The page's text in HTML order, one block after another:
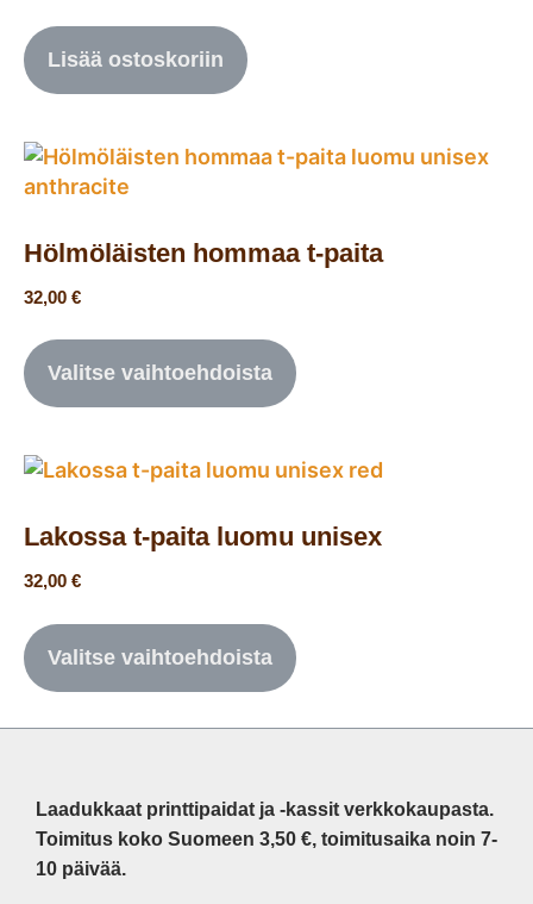
Lisää ostoskoriin
Hölmöläisten hommaa t-paita
32,00 €
Valitse vaihtoehdoista
Lakossa t-paita luomu unisex
32,00 €
Valitse vaihtoehdoista
Laadukkaat printtipaidat ja -kassit verkkokaupasta.
Toimitus koko Suomeen 3,50 €, toimitusaika noin 7-
10 päivää.